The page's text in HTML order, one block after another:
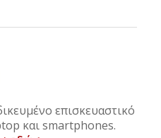
επισκευαστικό
και smartphones.